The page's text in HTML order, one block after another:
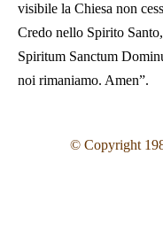
visibile la Chiesa non
Credo nello Spirito
Spiritum Sanctum
noi rimaniamo. Amen”.
© Copyright